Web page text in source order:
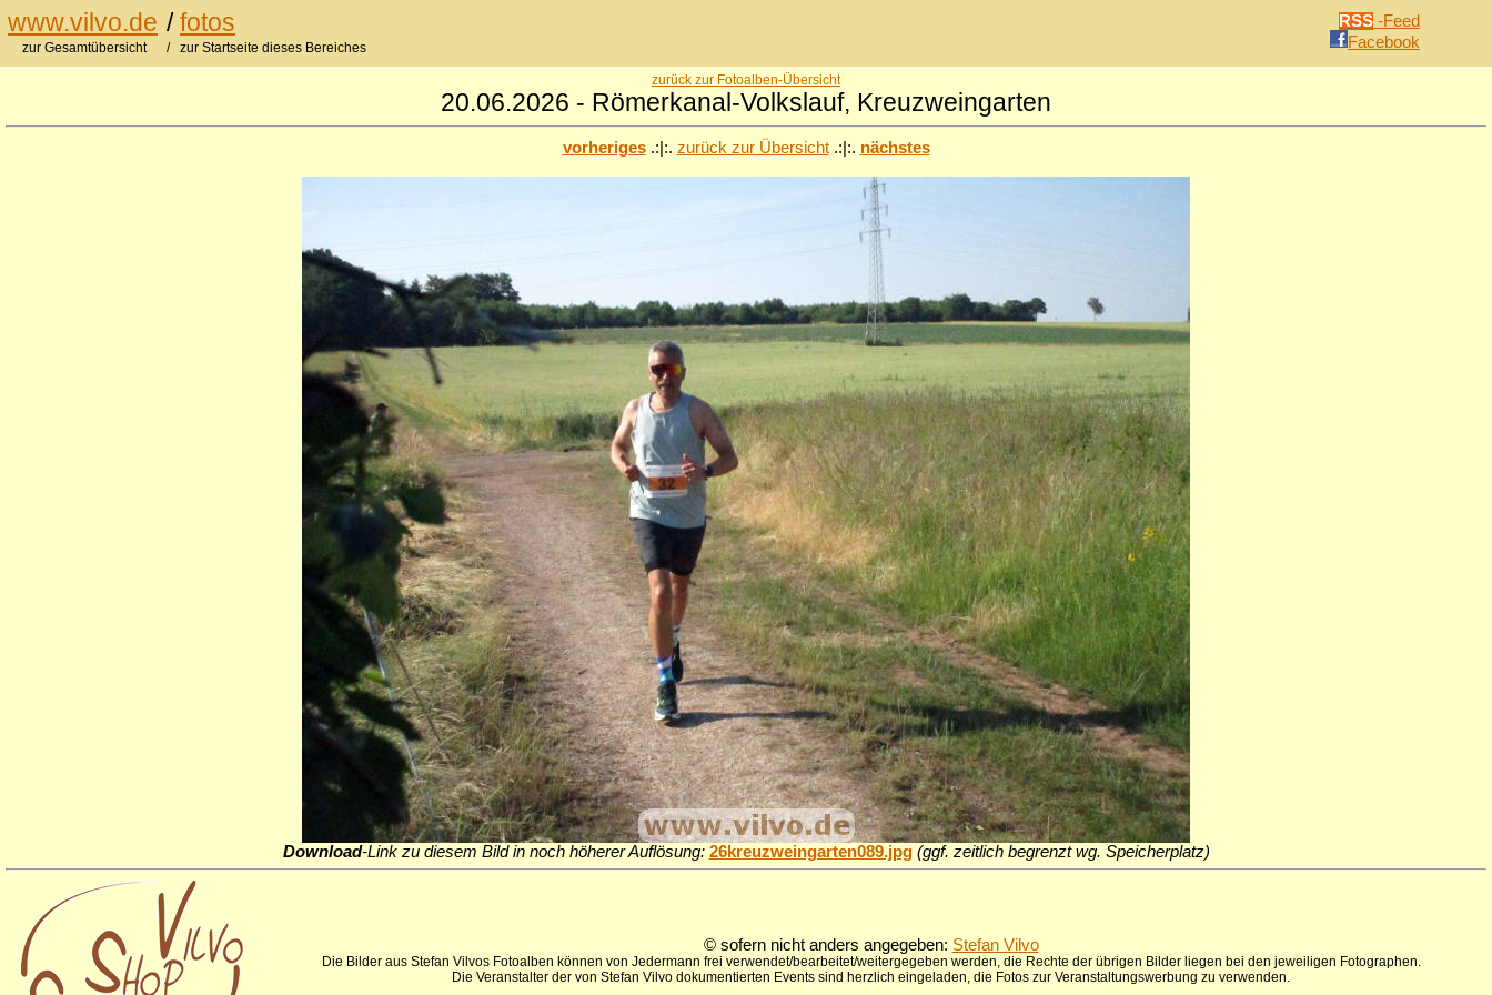
www.vilvo.de /fotos RSS -Feed
Facebook
zur Gesamtübersicht / zur Startseite dieses Bereiches
zurück zur Fotoalben-Übersicht
20.06.2026 - Römerkanal-Volkslauf, Kreuzweingarten
vorheriges.:|:. zurück zur Übersicht.:|:. nächstes
Download-Link zu diesem Bild in noch höherer Auflösung: 26kreuzweingarten089.jpg (ggf. zeitlich begrenzt wg. Speicherplatz)
© sofern nicht anders angegeben: Stefan Vilvo
Die Bilder aus Stefan Vilvos Fotoalben können von Jedermann frei verwendet/bearbeitet/weitergegeben werden, die Rechte der übrigen Bilder liegen bei den jeweiligen Fotographen.
Die Veranstalter der von Stefan Vilvo dokumentierten Events sind herzlich eingeladen, die Fotos zur Veranstaltungswerbung zu verwenden.